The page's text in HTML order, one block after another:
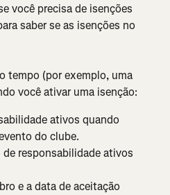
você precisa de isenções
saber se as isenções no
tempo (por exemplo, uma
você ativar uma isenção:
ativos quando
do clube.
responsabilidade ativos
e a data de aceitação